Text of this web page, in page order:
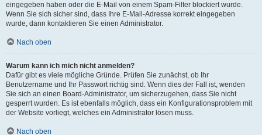
eingegeben haben oder die E-Mail von einem Spam-Filter blockiert wurde.
Wenn Sie sich sicher sind, dass Ihre E-Mail-Adresse korrekt eingegeben
wurde, dann kontaktieren Sie einen Administrator.
Nach oben
Warum kann ich mich nicht anmelden?
Dafür gibt es viele mögliche Gründe. Prüfen Sie zunächst, ob Ihr
Benutzername und Ihr Passwort richtig sind. Wenn dies der Fall ist, wenden
Sie sich an einen Board-Administrator, um sicherzugehen, dass Sie nicht
gesperrt wurden. Es ist ebenfalls möglich, dass ein Konfigurationsproblem mit
der Website vorliegt, welches ein Administrator lösen muss.
Nach oben